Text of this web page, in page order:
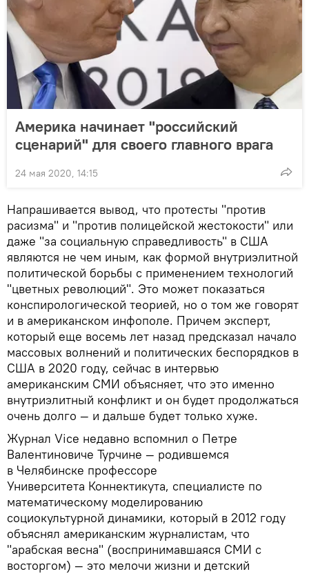
Америка начинает "российский
сценарий" для своего главного врага
24 мая 2020, 14:15
Напрашивается вывод, что протесты "против
расизма" и "против полицейской жестокости" или
даже "за социальную справедливость" в США
являются не чем иным, как формой внутриэлитной
политической борьбы с применением технологий
"цветных революций". Это может показаться
конспирологической теорией, но о том же говорят
и в американском инфополе. Причем эксперт,
который еще восемь лет назад предсказал начало
массовых волнений и политических беспорядков в
США в 2020 году, сейчас в интервью
американским СМИ объясняет, что это именно
внутриэлитный конфликт и он будет продолжаться
очень долго — и дальше будет только хуже.
Журнал Vice недавно вспомнил о Петре
Валентиновиче Турчине — родившемся
в Челябинске профессоре
Университета Коннектикута, специалисте по
математическому моделированию
социокультурной динамики, который в 2012 году
объяснял американским журналистам, что
"арабская весна" (воспринимавшаяся СМИ с
восторгом) — это мелочи жизни и детский